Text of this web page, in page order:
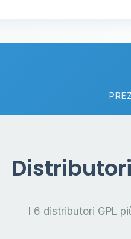
I 6 distributori GPL